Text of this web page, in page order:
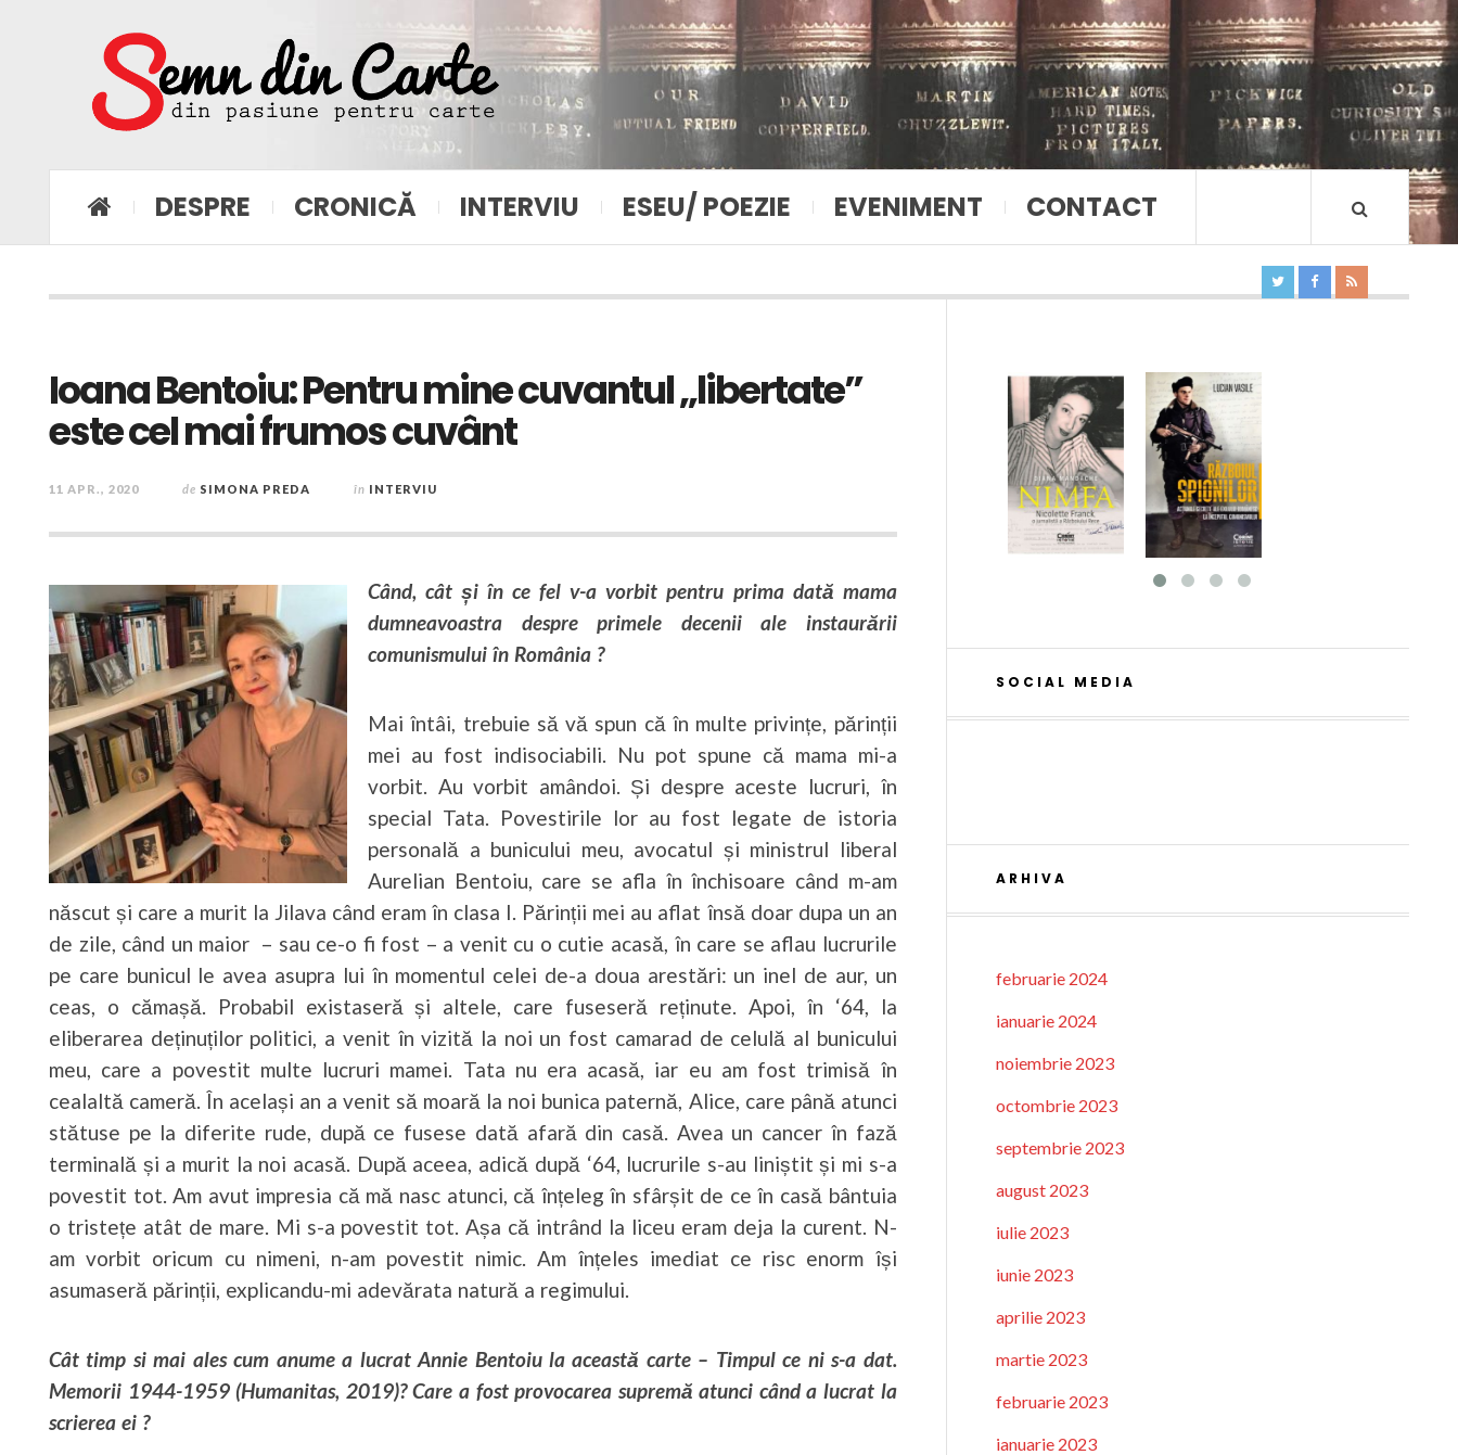
DESPRE CRONICĂ INTERVIU ESEU/ POEZIE EVENIMENT CONTACT
Ioana Bentoiu: Pentru mine cuvantul „libertate”
este cel mai frumos cuvânt
11 APR., 2020 de SIMONA PREDA în INTERVIU
Când, cât și în ce fel v-a vorbit pentru prima dată mama
dumneavoastra despre primele decenii ale instaurării
comunismului în România ?
Mai întâi, trebuie să vă spun că în multe privințe, părinții
mei au fost indisociabili. Nu pot spune că mama mi-a
vorbit. Au vorbit amândoi. Și despre aceste lucruri, în
special Tata. Povestirile lor au fost legate de istoria
personală a bunicului meu, avocatul și ministrul liberal
Aurelian Bentoiu, care se afla în închisoare când m-am
născut și care a murit la Jilava când eram în clasa I. Părinții mei au aflat însă doar dupa un an
de zile, când un maior – sau ce-o fi fost – a venit cu o cutie acasă, în care se aflau lucrurile
pe care bunicul le avea asupra lui în momentul celei de-a doua arestări: un inel de aur, un
ceas, o cămașă. Probabil existaseră și altele, care fuseseră reținute. Apoi, în ‘64, la
eliberarea deținuților politici, a venit în vizită la noi un fost camarad de celulă al bunicului
meu, care a povestit multe lucruri mamei. Tata nu era acasă, iar eu am fost trimisă în
cealaltă cameră. În același an a venit să moară la noi bunica paternă, Alice, care până atunci
stătuse pe la diferite rude, după ce fusese dată afară din casă. Avea un cancer în fază
terminală și a murit la noi acasă. După aceea, adică după ‘64, lucrurile s-au liniștit și mi s-a
povestit tot. Am avut impresia că mă nasc atunci, că înțeleg în sfârșit de ce în casă bântuia
o tristețe atât de mare. Mi s-a povestit tot. Așa că intrând la liceu eram deja la curent. N-
am vorbit oricum cu nimeni, n-am povestit nimic. Am înțeles imediat ce risc enorm își
asumaseră părinții, explicandu-mi adevărata natură a regimului.
Cât timp si mai ales cum anume a lucrat Annie Bentoiu la această carte – Timpul ce ni s-a dat.
Memorii 1944-1959 (Humanitas, 2019)? Care a fost provocarea supremă atunci când a lucrat la
scrierea ei ?
SOCIAL MEDIA
ARHIVA
februarie 2024
ianuarie 2024
noiembrie 2023
octombrie 2023
septembrie 2023
august 2023
iulie 2023
iunie 2023
aprilie 2023
martie 2023
februarie 2023
ianuarie 2023